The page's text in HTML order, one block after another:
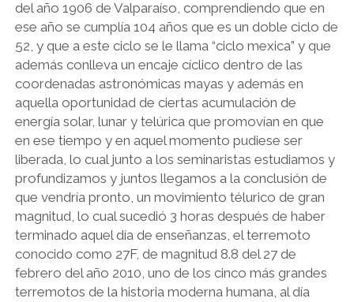
del año 1906 de Valparaíso, comprendiendo que en
ese año se cumplía 104 años que es un doble ciclo de
52, y que a este ciclo se le llama “ciclo mexica” y que
además conlleva un encaje cíclico dentro de las
coordenadas astronómicas mayas y además en
aquella oportunidad de ciertas acumulación de
energía solar, lunar y telúrica que promovían en que
en ese tiempo y en aquel momento pudiese ser
liberada, lo cual junto a los seminaristas estudiamos y
profundizamos y juntos llegamos a la conclusión de
que vendría pronto, un movimiento télurico de gran
magnitud, lo cual sucedió 3 horas después de haber
terminado aquel día de enseñanzas, el terremoto
conocido como 27F, de magnitud 8.8 del 27 de
febrero del año 2010, uno de los cinco más grandes
terremotos de la historia moderna humana, al día